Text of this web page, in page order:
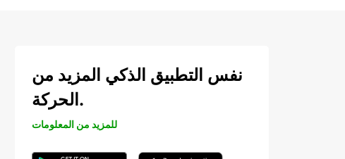
نفس التطبيق الذكي المزيد من
الحركة.
للمزيد من المعلومات